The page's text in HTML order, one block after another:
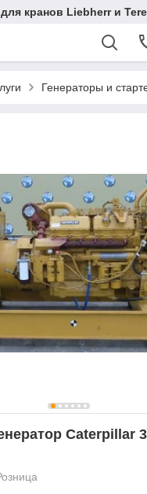
кранов Liebherr и
Генераторы и
Caterpillar